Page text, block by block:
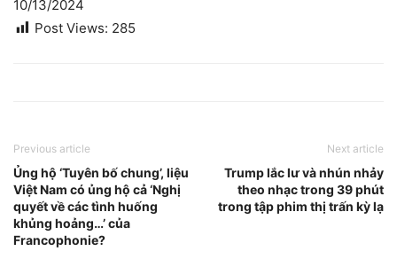
10/13/2024
Post Views: 285
Previous article
Ủng hộ ‘Tuyên bố chung’, liệu
Việt Nam có ủng hộ cả ‘Nghị
quyết về các tình huống
khủng hoảng…’ của
Francophonie?
Next article
Trump lắc lư và nhún nhảy
theo nhạc trong 39 phút
trong tập phim thị trấn kỳ lạ